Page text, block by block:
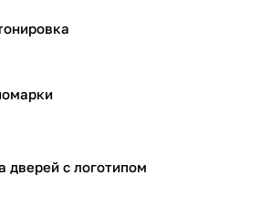
дверей с логотипом